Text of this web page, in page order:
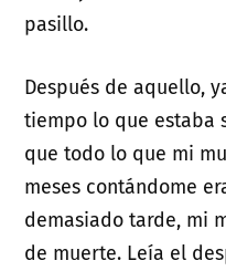
pasillo.
Después de aquello,
tiempo lo que estaba
que todo lo que mi
meses contándome
demasiado tarde, mi
de muerte. Leía el